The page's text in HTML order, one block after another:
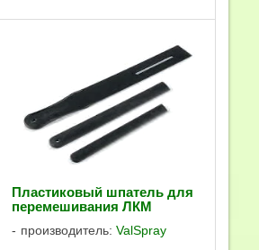
Пластиковый шпатель для
перемешивания ЛКМ
производитель: ValSpray